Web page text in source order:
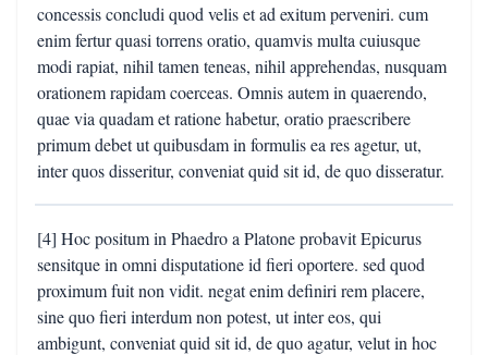
concessis concludi quod velis et ad exitum perveniri. cum
enim fertur quasi torrens oratio, quamvis multa cuiusque
modi rapiat, nihil tamen teneas, nihil apprehendas, nusquam
orationem rapidam coerceas. Omnis autem in quaerendo,
quae via quadam et ratione habetur, oratio praescribere
primum debet ut quibusdam in formulis ea res agetur, ut,
inter quos disseritur, conveniat quid sit id, de quo disseratur.
[4] Hoc positum in Phaedro a Platone probavit Epicurus
sensitque in omni disputatione id fieri oportere. sed quod
proximum fuit non vidit. negat enim definiri rem placere,
sine quo fieri interdum non potest, ut inter eos, qui
ambigunt, conveniat quid sit id, de quo agatur, velut in hoc